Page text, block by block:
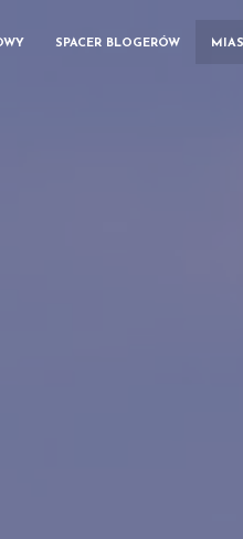
SPACER BLOGERÓW